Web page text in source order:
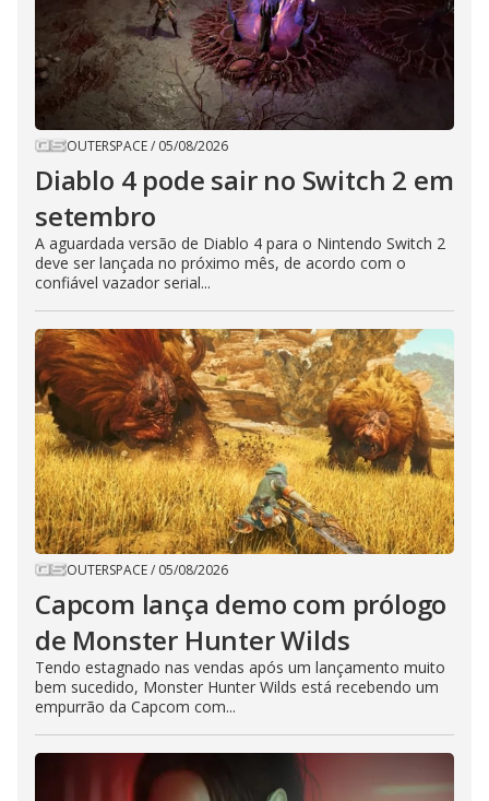
OUTERSPACE/ 05/08/2026
Diablo 4 pode sair no Switch 2 em
setembro
A aguardada versão de Diablo 4 para o Nintendo Switch 2
deve ser lançada no próximo mês, de acordo com o
confiável vazador serial...
OUTERSPACE/ 05/08/2026
Capcom lança demo com prólogo
de Monster Hunter Wilds
Tendo estagnado nas vendas após um lançamento muito
bem sucedido, Monster Hunter Wilds está recebendo um
empurrão da Capcom com...